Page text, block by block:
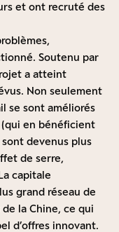
et ont recruté des
Soutenu par
a atteint
Non seulement
se sont améliorés
en bénéficient
devenus plus
de serre,
capitale
grand réseau de
la Chine, ce qui
d’offres innovant.